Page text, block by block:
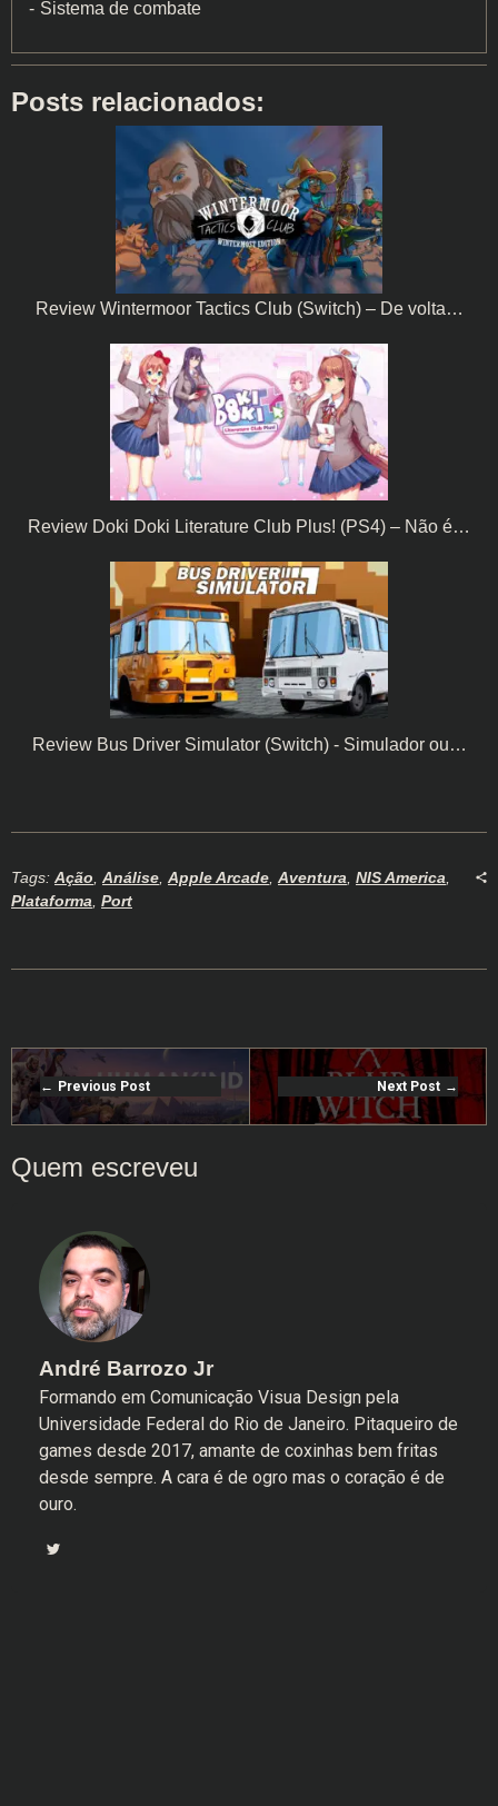
Sistema de combate
Posts relacionados:
Review Wintermoor Tactics Club (Switch) – De volta…
Review Doki Doki Literature Club Plus! (PS4) – Não é…
Review Bus Driver Simulator (Switch) - Simulador ou…
Tags: Ação Análise Apple Arcade Aventura NIS America
Plataforma Port
Previous Post Next Post
André Barrozo Jr
Formando em Comunicação Visua Design pela
Universidade Federal do Rio de Janeiro. Pitaqueiro de
games desde 2017, amante de coxinhas bem fritas
desde sempre. A cara é de ogro mas o coração é de
ouro.